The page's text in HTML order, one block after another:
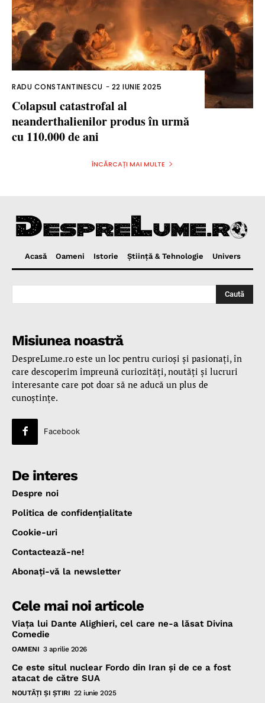
RADU CONSTANTINESCU - 22 IUNIE 2025
Colapsul catastrofal al
neanderthalienilor produs în urmă
cu 110.000 de ani
ÎNCĂRCAȚI MAI MULTE
Acasă Oameni Istorie Ştiinţă & Tehnologie Univers
Caută
Misiunea noastră
DespreLume.ro este un loc pentru curioşi şi pasionaţi, în
care descoperim împreună curiozităţi, noutăţi şi lucruri
interesante care pot doar să ne aducă un plus de
cunoştinţe.
Facebook
De interes
Despre noi
Politica de confidenţialitate
Cookie-uri
Contactează-ne!
Abonaţi-vă la newsletter
Cele mai noi articole
Viața lui Dante Alighieri, cel care ne-a lăsat Divina
Comedie
OAMENI 3 aprilie 2026
Ce este situl nuclear Fordo din Iran și de ce a fost
atacat de către SUA
NOUTĂŢI ŞI ŞTIRI 22 iunie 2025